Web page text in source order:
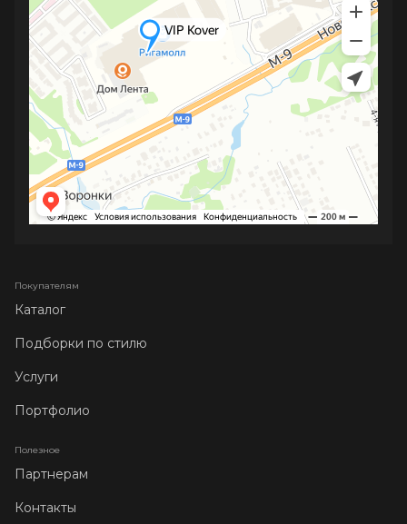
Покупателям
Каталог
Подборки по стилю
Услуги
Портфолио
Полезное
Партнерам
Контакты